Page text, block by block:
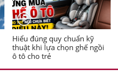
Hiểu đúng quy chuẩn kỹ
thuật khi lựa chọn ghế ngồi
ô tô cho trẻ